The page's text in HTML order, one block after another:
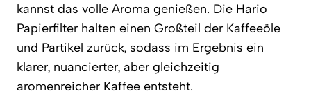
kannst das volle Aroma genießen. Die Hario
Papierfilter halten einen Großteil der Kaffeeöle
und Partikel zurück, sodass im Ergebnis ein
klarer, nuancierter, aber gleichzeitig
aromenreicher Kaffee entsteht.